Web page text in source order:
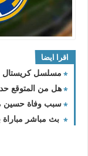
اقرا ايضا
مسلسل كريستال الحلقة 60 فيديو لاروزا
هل من المتوقع
سبب وفاة حسين
بث مباشر مباراة بيرسبوليس